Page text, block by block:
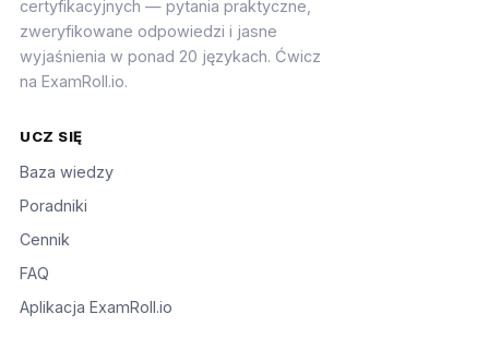
certyfikacyjnych — pytania praktyczne,
zweryfikowane odpowiedzi i jasne
wyjaśnienia w ponad 20 językach. Ćwicz
na ExamRoll.io.
UCZ SIĘ
Baza wiedzy
Poradniki
Cennik
FAQ
Aplikacja ExamRoll.io